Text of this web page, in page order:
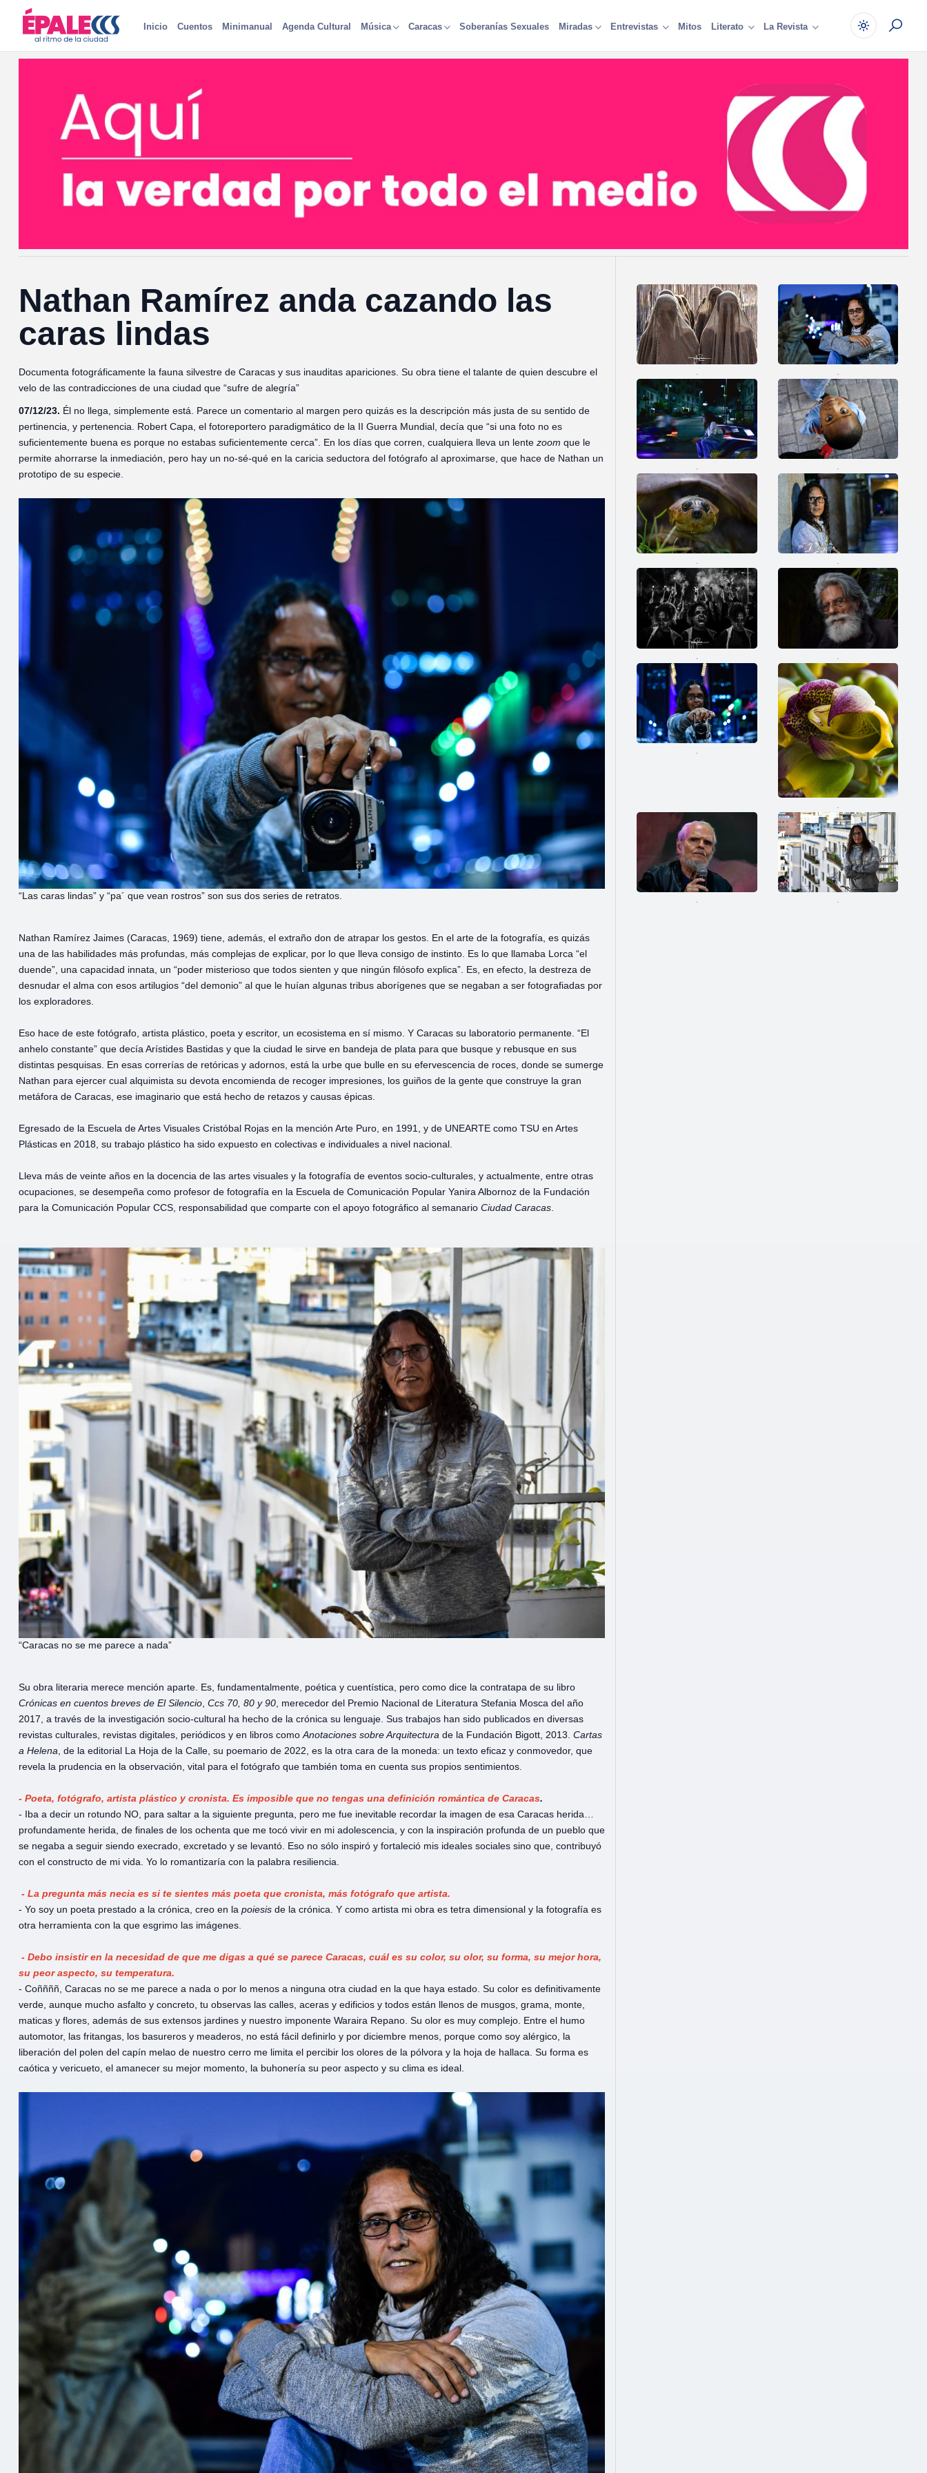
Inicio Cuentos Minimanual Agenda Cultural Música Caracas Soberanías Sexuales Miradas Entrevistas Mitos Literato La Revista
Nathan Ramírez anda cazando las
caras lindas
Documenta fotográficamente la fauna silvestre de Caracas y sus inauditas apariciones. Su obra tiene el talante de quien descubre el
velo de las contradicciones de una ciudad que “sufre de alegría”
07/12/23. Él no llega, simplemente está. Parece un comentario al margen pero quizás es la descripción más justa de su sentido de
pertinencia, y pertenencia. Robert Capa, el fotoreportero paradigmático de la II Guerra Mundial, decía que “si una foto no es
suficientemente buena es porque no estabas suficientemente cerca”. En los días que corren, cualquiera lleva un lente zoom que le
permite ahorrarse la inmediación, pero hay un no-sé-qué en la caricia seductora del fotógrafo al aproximarse, que hace de Nathan un
prototipo de su especie.
“Las caras lindas” y “pa´ que vean rostros” son sus dos series de retratos.
Nathan Ramírez Jaimes (Caracas, 1969) tiene, además, el extraño don de atrapar los gestos. En el arte de la fotografía, es quizás
una de las habilidades más profundas, más complejas de explicar, por lo que lleva consigo de instinto. Es lo que llamaba Lorca “el
duende”, una capacidad innata, un “poder misterioso que todos sienten y que ningún filósofo explica”. Es, en efecto, la destreza de
desnudar el alma con esos artilugios “del demonio” al que le huían algunas tribus aborígenes que se negaban a ser fotografiadas por
los exploradores.
Eso hace de este fotógrafo, artista plástico, poeta y escritor, un ecosistema en sí mismo. Y Caracas su laboratorio permanente. “El
anhelo constante” que decía Arístides Bastidas y que la ciudad le sirve en bandeja de plata para que busque y rebusque en sus
distintas pesquisas. En esas correrías de retóricas y adornos, está la urbe que bulle en su efervescencia de roces, donde se sumerge
Nathan para ejercer cual alquimista su devota encomienda de recoger impresiones, los guiños de la gente que construye la gran
metáfora de Caracas, ese imaginario que está hecho de retazos y causas épicas.
Egresado de la Escuela de Artes Visuales Cristóbal Rojas en la mención Arte Puro, en 1991, y de UNEARTE como TSU en Artes
Plásticas en 2018, su trabajo plástico ha sido expuesto en colectivas e individuales a nivel nacional.
Lleva más de veinte años en la docencia de las artes visuales y la fotografía de eventos socio-culturales, y actualmente, entre otras
ocupaciones, se desempeña como profesor de fotografía en la Escuela de Comunicación Popular Yanira Albornoz de la Fundación
para la Comunicación Popular CCS, responsabilidad que comparte con el apoyo fotográfico al semanario Ciudad Caracas
“Caracas no se me parece a nada”
Su obra literaria merece mención aparte. Es, fundamentalmente, poética y cuentística, pero como dice la contratapa de su libro
Crónicas en cuentos breves de El Silencio Ccs 70, 80 y 90 , merecedor del Premio Nacional de Literatura Stefania Mosca del año
2017, a través de la investigación socio-cultural ha hecho de la crónica su lenguaje. Sus trabajos han sido publicados en diversas
revistas culturales, revistas digitales, periódicos y en libros como Anotaciones sobre Arquitectura de la Fundación Bigott, 2013. Cartas
a Helena , de la editorial La Hoja de la Calle, su poemario de 2022, es la otra cara de la moneda: un texto eficaz y conmovedor, que
revela la prudencia en la observación, vital para el fotógrafo que también toma en cuenta sus propios sentimientos.
- Poeta, fotógrafo, artista plástico y cronista. Es imposible que no tengas una definición romántica de Caracas.
- Iba a decir un rotundo NO, para saltar a la siguiente pregunta, pero me fue inevitable recordar la imagen de esa Caracas herida…
profundamente herida, de finales de los ochenta que me tocó vivir en mi adolescencia, y con la inspiración profunda de un pueblo que
se negaba a seguir siendo execrado, excretado y se levantó. Eso no sólo inspiró y fortaleció mis ideales sociales sino que, contribuyó
con el constructo de mi vida. Yo lo romantizaría con la palabra resiliencia.
- La pregunta más necia es si te sientes más poeta que cronista, más fotógrafo que artista.
- Yo soy un poeta prestado a la crónica, creo en la poiesis de la crónica. Y como artista mi obra es tetra dimensional y la fotografía es
otra herramienta con la que esgrimo las imágenes.
- Debo insistir en la necesidad de que me digas a qué se parece Caracas, cuál es su color, su olor, su forma, su mejor hora,
su peor aspecto, su temperatura.
- Coññññ, Caracas no se me parece a nada o por lo menos a ninguna otra ciudad en la que haya estado. Su color es definitivamente
verde, aunque mucho asfalto y concreto, tu observas las calles, aceras y edificios y todos están llenos de musgos, grama, monte,
maticas y flores, además de sus extensos jardines y nuestro imponente Waraira Repano. Su olor es muy complejo. Entre el humo
automotor, las fritangas, los basureros y meaderos, no está fácil definirlo y por diciembre menos, porque como soy alérgico, la
liberación del polen del capín melao de nuestro cerro me limita el percibir los olores de la pólvora y la hoja de hallaca. Su forma es
caótica y vericueto, el amanecer su mejor momento, la buhonería su peor aspecto y su clima es ideal.
. .
. .
. .
.
.